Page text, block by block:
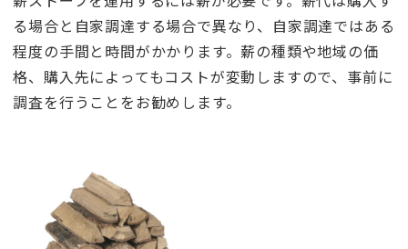
る場合と自家調達する場合で異なり、自家調達ではある
程度の手間と時間がかかります。薪の種類や地域の価
格、購入先によってもコストが変動しますので、事前に
調査を行うことをお勧めします。